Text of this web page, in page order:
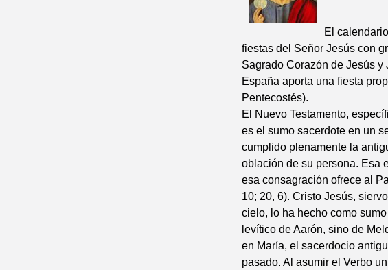
El
fiestas del Señor Jesús con
Sagrado Corazón de Jesús
España aporta una fiesta
Pentecostés).
El Nuevo Testamento,
es el sumo sacerdote en un
cumplido plenamente la
oblación de su persona. Esa
esa consagración ofrece al
10; 20, 6). Cristo Jesús,
cielo, lo ha hecho como
levítico de Aarón, sino de
en María, el sacerdocio
pasado. Al asumir el Verbo